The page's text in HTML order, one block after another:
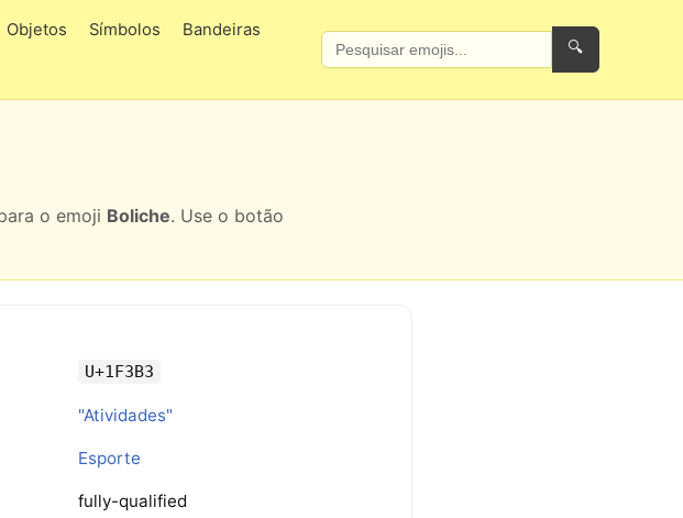
Objetos Símbolos
Bandeiras
🔍
o emoji Boliche. Use o botão
U+1F3B3
"Atividades"
Esporte
fully-qualified